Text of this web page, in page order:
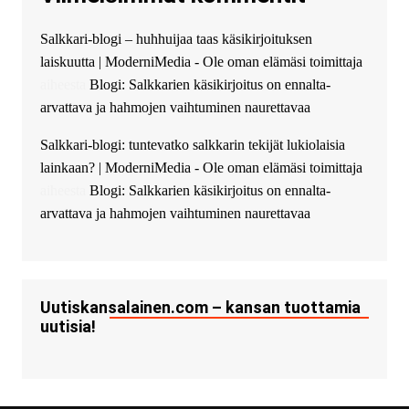
The Admin: High five! You’ve
successfully installed Simple
Ajax Chat.
Salkkari-blogi – huhhuijaa taas käsikirjoituksen
laiskuutta | ModerniMedia - Ole oman elämäsi toimittaja
Blogi: Salkkarien käsikirjoitus on ennalta-
arvattava ja hahmojen vaihtuminen naurettavaa
Salkkari-blogi: tuntevatko salkkarin tekijät lukiolaisia
lainkaan? | ModerniMedia - Ole oman elämäsi toimittaja
Blogi: Salkkarien käsikirjoitus on ennalta-
arvattava ja hahmojen vaihtuminen naurettavaa
Uutiskansalainen.com – kansan tuottamia
uutisia!